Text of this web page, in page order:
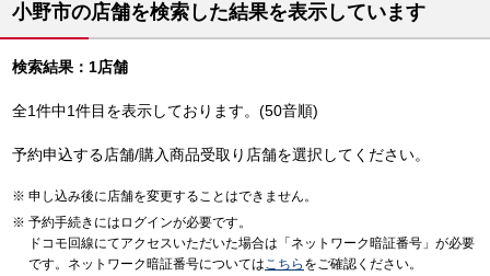
小野市の店舗を検索した結果を表示しています
検索結果：1店舗
全1件中1件目を表示しております。(50音順)
予約申込する店舗/購入商品受取り店舗を選択してください。
申し込み後に店舗を変更することはできません。
予約手続きにはログインが必要です。
ドコモ回線にてアクセスいただいた場合は「ネットワーク暗証番号」が必要
です。ネットワーク暗証番号についてはこちら をご確認ください。